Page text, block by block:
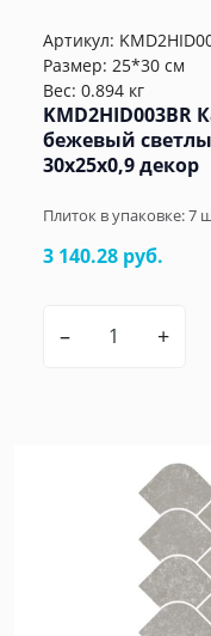
Артикул:
Размер: 25*30 см
Вес: 0.894 кг
KMD2HID003BR
бежевый
30x25x0,9 декор
Плиток в упаковке:7
3 140.28 руб.
– +